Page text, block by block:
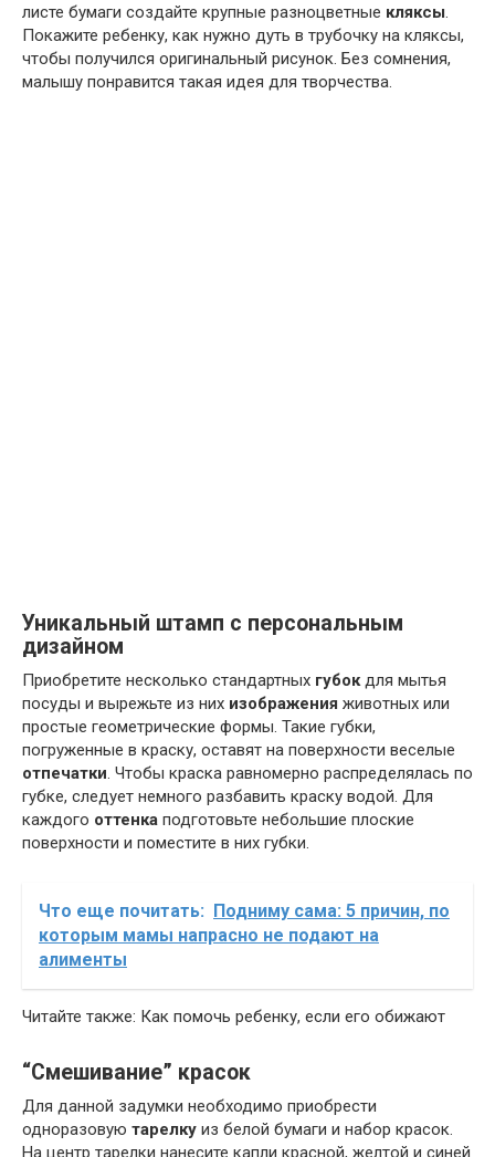
листе бумаги создайте крупные разноцветные кляксы.
Покажите ребенку, как нужно дуть в трубочку на кляксы,
чтобы получился оригинальный рисунок. Без сомнения,
малышу понравится такая идея для творчества.
Уникальный штамп с персональным
дизайном
Приобретите несколько стандартных губокдля мытья
посуды и вырежьте из них изображения животных или
простые геометрические формы. Такие губки,
погруженные в краску, оставят на поверхности веселые
отпечатки. Чтобы краска равномерно распределялась по
губке, следует немного разбавить краску водой. Для
каждого оттенка подготовьте небольшие плоские
поверхности и поместите в них губки.
Что еще почитать: Подниму сама: 5 причин, по
которым мамы напрасно не подают на
алименты
Читайте также: Как помочь ребенку, если его обижают
“Смешивание” красок
Для данной задумки необходимо приобрести
одноразовую тарелку из белой бумаги и набор красок.
На центр тарелки нанесите капли красной, желтой и синей